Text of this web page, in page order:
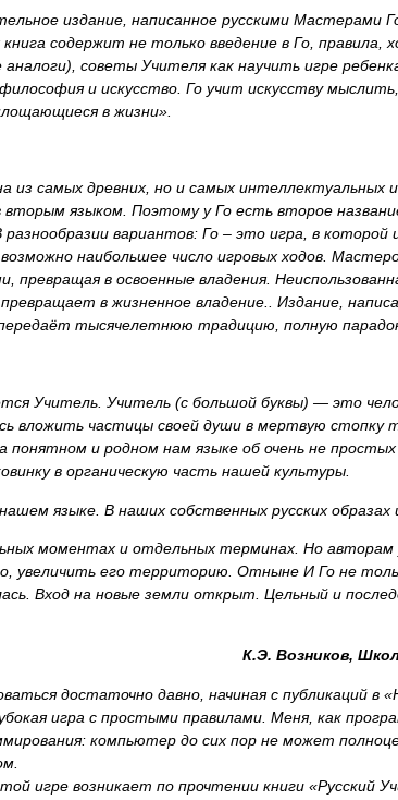
издание, написанное русскими Мастерами
содержит не только введение в Го, правила,
аналоги), советы Учителя как научить игре
и искусство. Го учит искусству
в жизни».
из самых древних, но и самых интеллектуальных
вторым языком. Поэтому у Го есть второе
вариантов: Го – это игра, в
наибольшее число игровых ходов.
превращая в освоенные владения.
в жизненное владение.. Издание,
тысячелетнюю традицию, полную
Учитель. Учитель (с большой буквы) — это
вложить частицы своей души в мертвую стопку
понятном и родном нам языке об очень не
в органическую часть нашей культуры.
языке. В наших собственных русских образах
моментах и отдельных терминах. Но авторам
увеличить его территорию. Отныне И Го не
Вход на новые земли открыт. Цельный и
К.Э. Возников,
достаточно давно, начиная с публикаций
игра с простыми правилами. Меня, как
компьютер до сих пор не может
игре возникает по прочтении книги «Русский